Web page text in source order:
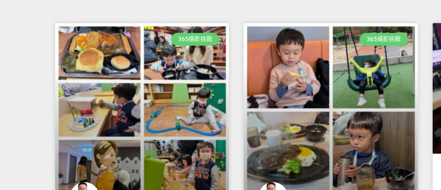
365攝影挑戰 365攝影挑戰